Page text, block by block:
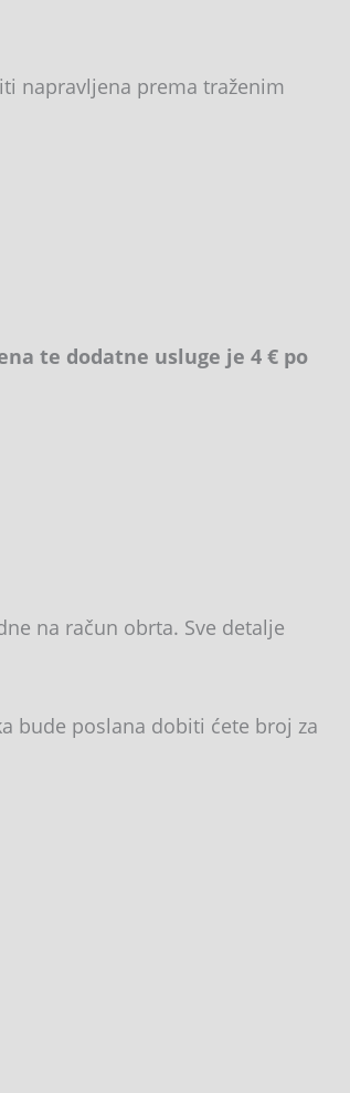
napravljena prema traženim
te dodatne usluge je 4 € po
na račun obrta. Sve detalje
bude poslana dobiti ćete broj za